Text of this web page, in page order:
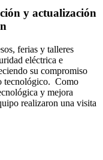
y actualización
ferias y talleres
eléctrica e
su compromiso
tecnológico. Como
y mejora
realizaron una visita